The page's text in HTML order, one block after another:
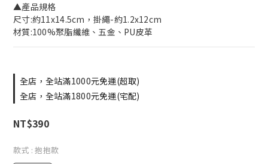
▲產品規格
尺寸:約11x14.5cm，掛繩-約1.2x12cm
材質:100%聚脂纖維、五金、PU皮革
全店，全站滿1000元免運(超取)
全店，全站滿1800元免運(宅配)
NT$390
款式 : 抱抱款